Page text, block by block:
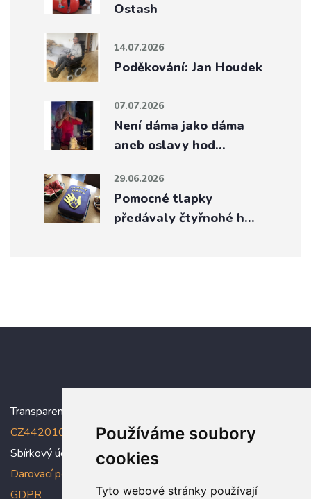
Používáme soubory
cookies
Tyto webové stránky používají
Ostash
14.07.2026
Poděkování: Jan Houdek
07.07.2026
Není dáma jako dáma
aneb oslavy hod…
29.06.2026
Pomocné tlapky
předávaly čtyřnohé h…
Transparentní účet:
CZ4420100000005005005006
Sbírkový účet: 5005005022/2010
Darovací podmínky
GDPR